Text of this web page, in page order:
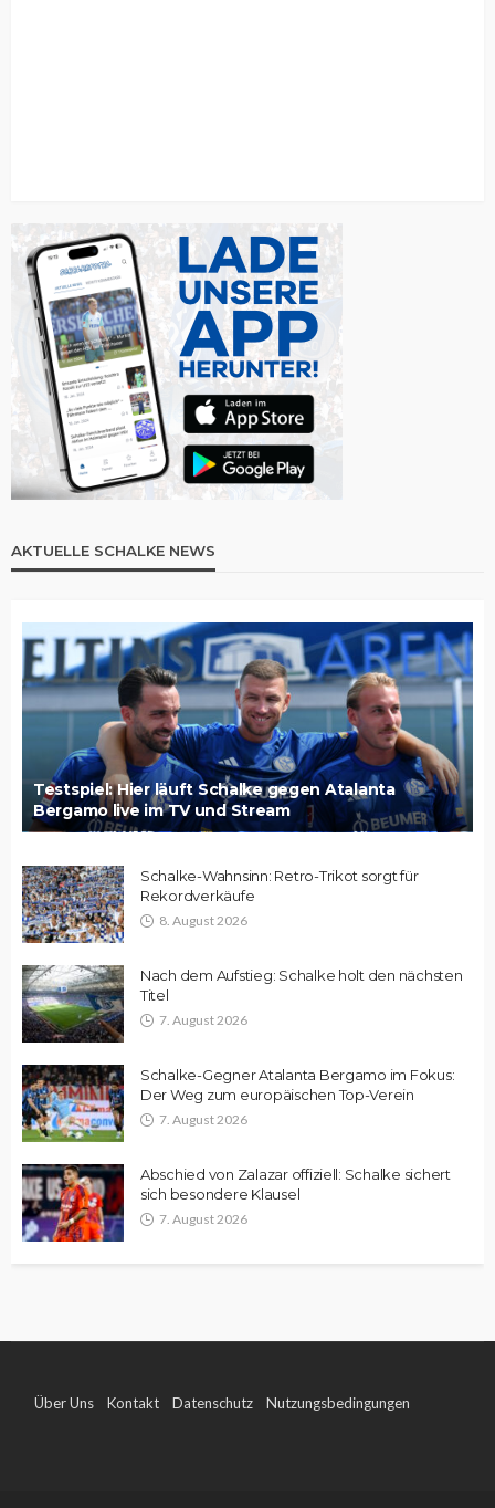
AKTUELLE SCHALKE NEWS
Testspiel: Hier läuft Schalke gegen Atalanta
Bergamo live im TV und Stream
Schalke-Wahnsinn: Retro-Trikot sorgt für
Rekordverkäufe
8. August 2026
Nach dem Aufstieg: Schalke holt den nächsten
Titel
7. August 2026
Schalke-Gegner Atalanta Bergamo im Fokus:
Der Weg zum europäischen Top-Verein
7. August 2026
Abschied von Zalazar offiziell: Schalke sichert
sich besondere Klausel
7. August 2026
Über Uns Kontakt Datenschutz Nutzungsbedingungen